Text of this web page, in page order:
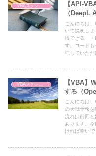
VBAスクレイピング
【API-
（DeepL
こんにちは
いて説明し
得できる ・
す。コードも
強していただ
VBAスクレイピング
【VBA】
する（
こんにちは
の天気予報を
流れは前回と
あります。
ければ幸いで